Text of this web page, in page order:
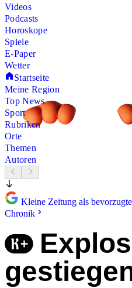
Videos
Podcasts
Horoskope
Spiele
E-Paper
Wetter
Startseite
Meine Region
Top News
Sport
Rubriken
Orte
Themen
Autoren
Kleine Zeitung als
Chronik